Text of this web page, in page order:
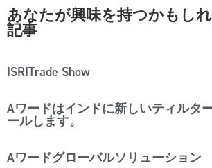
あなたが興味を持つかもし
記事
ISRITrade Show
Aワードはインドに新しいティルタ
ールします。
Aワードグローバルソリューション